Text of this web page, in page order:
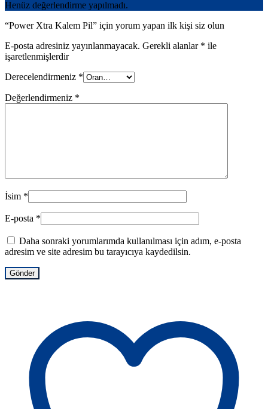
Henüz değerlendirme yapılmadı.
“Power Xtra Kalem Pil” için yorum yapan ilk kişi siz olun
E-posta adresiniz yayınlanmayacak. Gerekli alanlar * ile
işaretlenmişlerdir
Derecelendirmeniz *
Değerlendirmeniz *
İsim *
E-posta *
Daha sonraki yorumlarımda kullanılması için adım, e-posta
adresim ve site adresim bu tarayıcıya kaydedilsin.